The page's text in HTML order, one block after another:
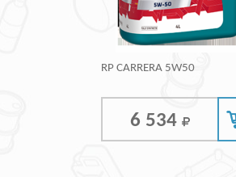
RP CARRERA 5W50
6 534